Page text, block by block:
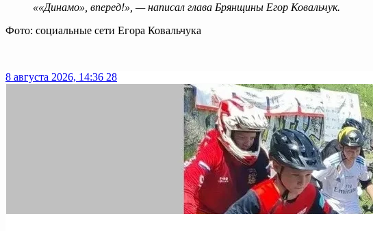
««Динамо», вперед!», — написал глава Брянщины Егор Ковальчук.
Фото: социальные сети Егора Ковальчука
8 августа 2026, 14:36 28